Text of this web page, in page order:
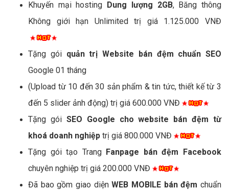
Khuyến mại hosting Dung lượng 2GB, Băng thông
Không giới hạn Unlimited trị giá 1.125.000 VNĐ
Tặng gói quản trị Website bán đệm chuẩn SEO
Google 01 tháng
(Upload từ 10 đến 30 sản phẩm & tin tức, thiết kế từ 3
đến 5 slider ảnh động) trị giá 600.000 VNĐ
Tặng gói SEO Google cho website bán đệm từ
khoá doanh nghiệp trị giá 800.000 VNĐ
Tặng gói tạo Trang Fanpage bán đệm Facebook
chuyên nghiệp trị giá 200.000 VNĐ
Đã bao gồm giao diệnWEB MOBILE bán đệm chuẩn